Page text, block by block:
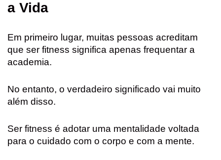
a Vida
Em primeiro lugar, muitas pessoas acreditam
que ser fitness significa apenas frequentar a
academia.
No entanto, o verdadeiro significado vai muito
além disso.
Ser fitness é adotar uma mentalidade voltada
para o cuidado com o corpo e com a mente.